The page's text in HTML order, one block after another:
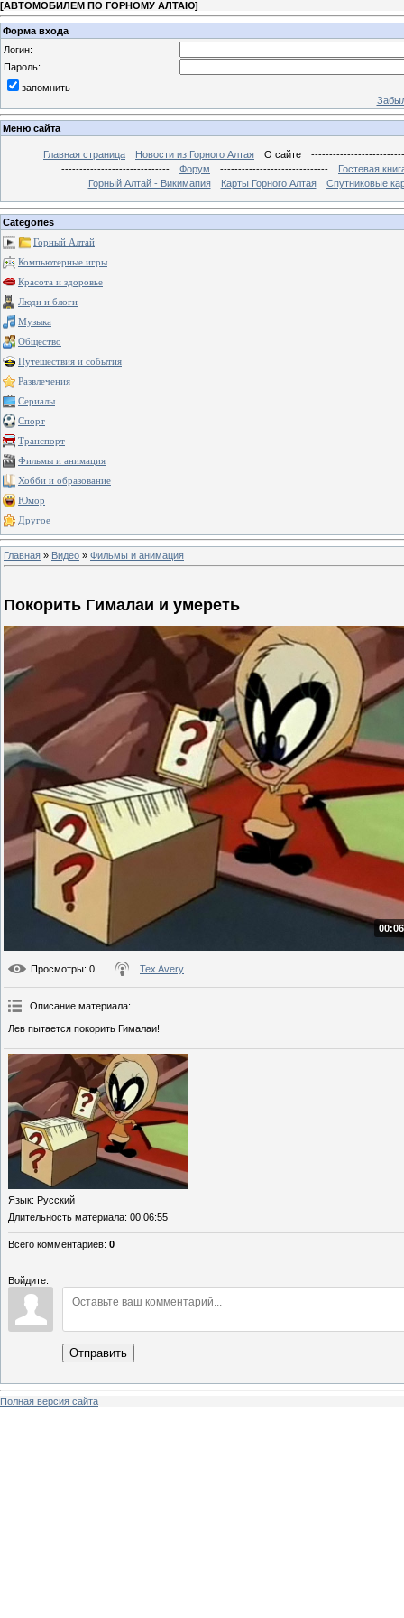
[АВТОМОБИЛЕМ ПО ГОРНОМУ АЛТАЮ]
Форма входа
Логин:
Пароль:
запомнить
Меню сайта
Главная страница Новости из Горного Алтая О сайте
------------------------------
Форум ------------------------------
Гостевая
Горный Алтай - Викимапия
Карты Горного Алтая Спутниковые
Categories
Горный Алтай
Компьютерные игры
Красота и здоровье
Люди и блоги
Музыка
Общество
Путешествия и события
Развлечения
Сериалы
Спорт
Транспорт
Фильмы и анимация
Хобби и образование
Юмор
Другое
Главная » Видео » Фильмы и анимация
Покорить Гималаи и умереть
Просмотры: 0 Tex Avery
Описание материала:
Лев пытается покорить Гималаи!
Язык: Русский
Длительность материала: 00:06:55
Всего комментариев: 0
Войдите:
Отправить
Полная версия сайта